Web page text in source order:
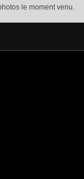
le moment venu.